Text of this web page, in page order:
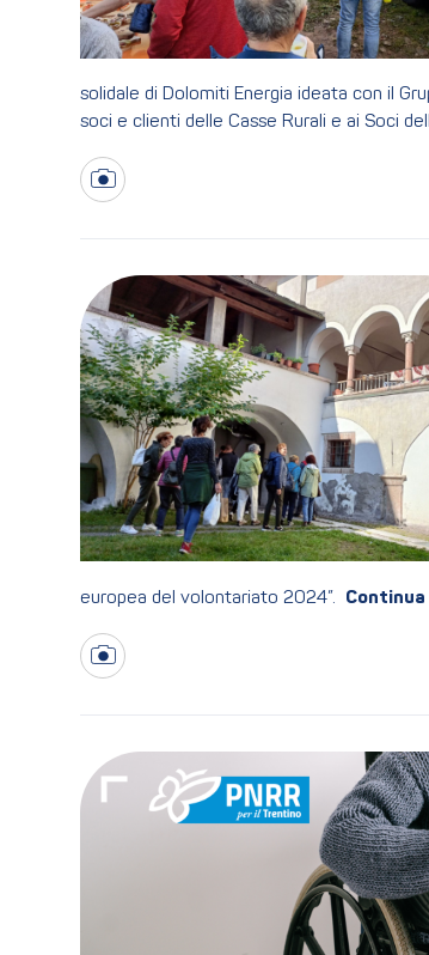
solidale di Dolomiti Energia ideata con il
soci e clienti delle Casse Rurali e ai Soci
europea del volontariato 2024”.